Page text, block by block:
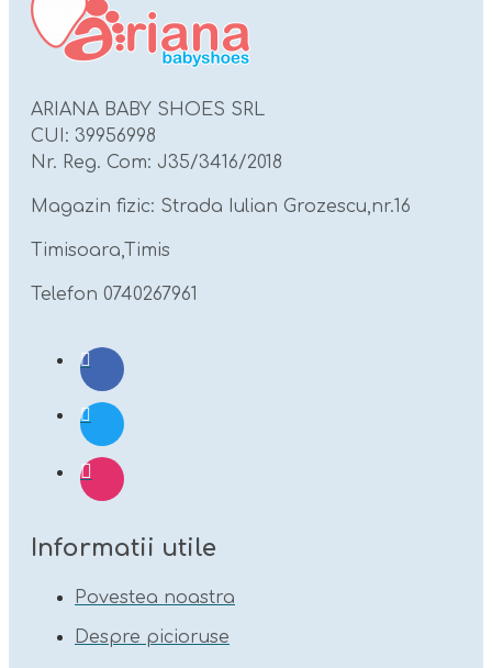
ARIANA BABY SHOES SRL
CUI: 39956998
Nr. Reg. Com: J35/3416/2018
Magazin fizic: Strada Iulian Grozescu,nr.16
Timisoara,Timis
Telefon 0740267961
Informatii utile
Povestea noastra
Despre picioruse